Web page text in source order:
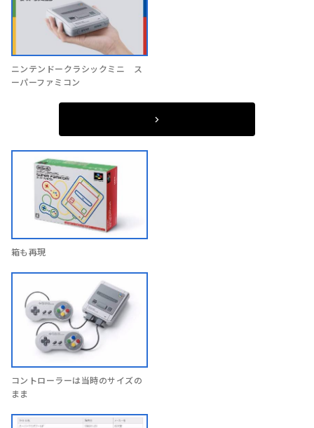
ニンテンドークラシックミニ ス
ーパーファミコン
箱も再現
コントローラーは当時のサイズの
まま